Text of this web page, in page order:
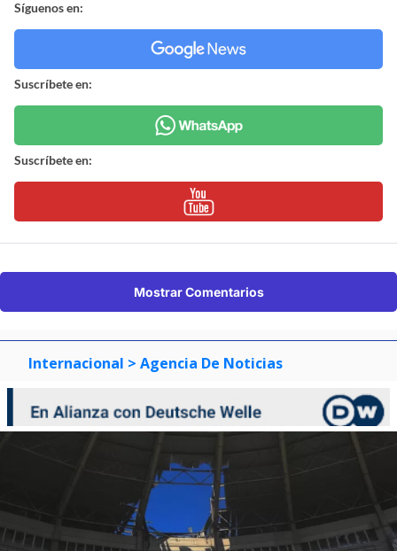
Síguenos en:
Suscríbete en:
Suscríbete en:
Mostrar Comentarios
Internacional > Agencia De Noticias